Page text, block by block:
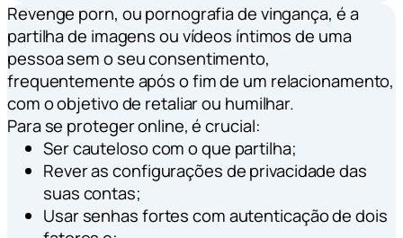
Revenge porn, ou pornografia de vingança, é a
partilha de imagens ou vídeos íntimos de uma
pessoa sem o seu consentimento,
frequentemente após o fim de um relacionamento,
com o objetivo de retaliar ou humilhar.
Para se proteger online, é crucial:
Ser cauteloso com o que partilha;
Rever as configurações de privacidade das
suas contas;
Usar senhas fortes com autenticação de dois